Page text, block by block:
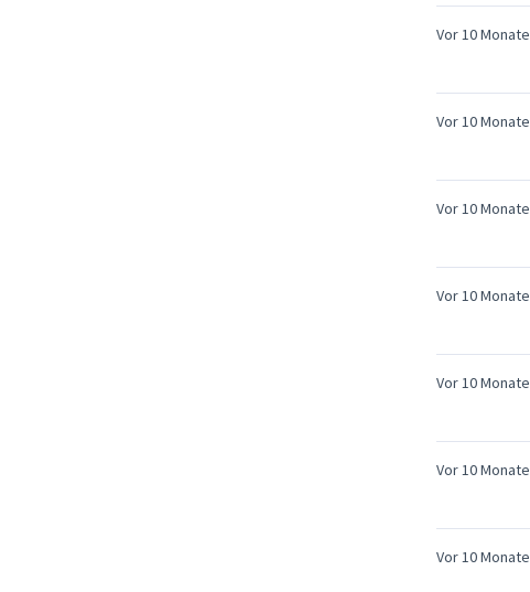
Vor 10 Monate
Vor 10 Monate
Vor 10 Monate
Vor 10 Monate
Vor 10 Monate
Vor 10 Monate
Vor 10 Monate